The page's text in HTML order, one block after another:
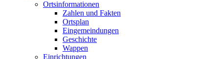
Ortsinformationen
Zahlen und Fakten
Ortsplan
Eingemeindungen
Geschichte
Wappen
Einrichtungen